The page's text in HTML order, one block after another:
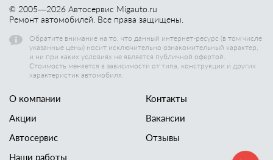
© 2005—2026 Автосервис Migauto.ru
Ремонт автомобилей. Все права защищены.
Обратите внимание на то, что данный интернет-ресурс (в том числе
указанные цены) носит исключительно ознакомительный характер,
и ни при каких условиях не является публичной офертой.
Стоимость меняется в зависимости от типа, конструкции и других
характеристик автомобиля.
О компании
Акции
Автосервис
Наши работы
Контакты
Вакансии
Отзывы